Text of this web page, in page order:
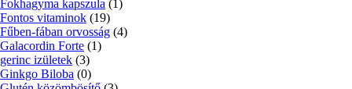
Fokhagyma kapszula (1)
Fontos vitaminok (19)
Fűben-fában orvosság (4)
Galacordin Forte (1)
gerinc izületek (3)
Ginkgo Biloba (0)